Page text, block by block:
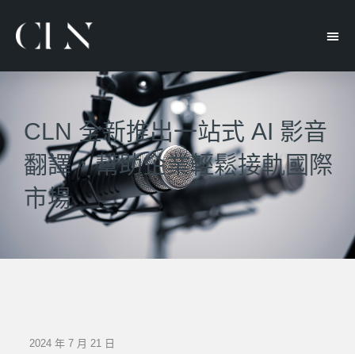
CLN 全新推出一站式 AI 影音
翻譯，幫助企業輕鬆接軌國際
市場
2024 年 7 月 21 日